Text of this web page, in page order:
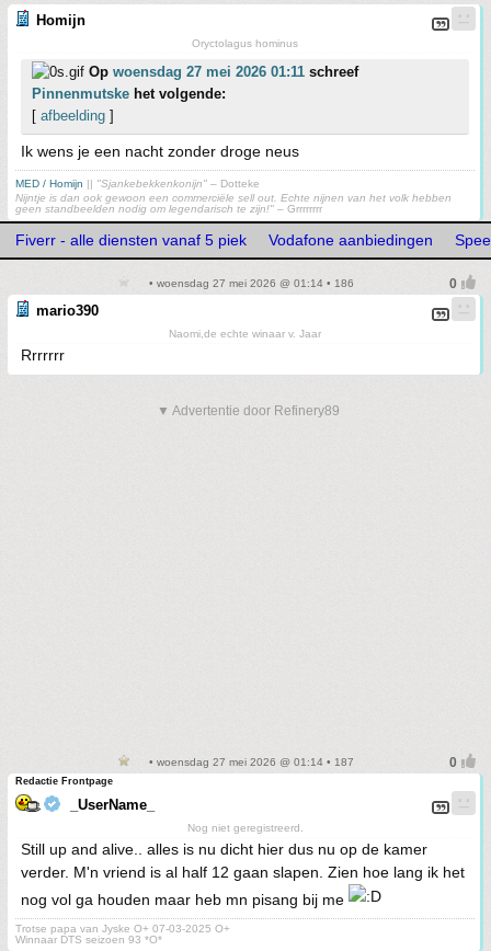
Homijn
Oryctolagus hominus
Op woensdag 27 mei 2026 01:11 schreef
Pinnenmutske het volgende:
[ afbeelding ]
Ik wens je een nacht zonder droge neus
MED / Homijn || "Sjankebekkenkonijn" – Dotteke
Nijntje is dan ook gewoon een commerciële sell out. Echte nijnen van het volk hebben
geen standbeelden nodig om legendarisch te zijn!" – Grrrrrrrr
Fiverr - alle diensten vanaf 5 piek Vodafone aanbiedingen
• woensdag 27 mei 2026 @ 01:14 • 186
mario390
Naomi,de echte winaar v. Jaar
Rrrrrrr
▼ Advertentie door Refinery89
• woensdag 27 mei 2026 @ 01:14 • 187
Redactie Frontpage
_UserName_
Nog niet geregistreerd.
Still up and alive.. alles is nu dicht hier dus nu op de kamer
verder. M'n vriend is al half 12 gaan slapen. Zien hoe lang ik het
nog vol ga houden maar heb mn pisang bij me
Trotse papa van Jyske O+ 07-03-2025 O+
Winnaar DTS seizoen 93 *O*